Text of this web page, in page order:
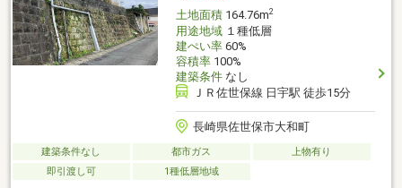
土地面積164.76m2
用途地域１種低層
建ぺい率60%
容積率100%
建築条件なし
ＪＲ佐世保線 日宇駅 徒歩15分
長崎県佐世保市大和町
建築条件なし 都市ガス
上物有り
即引渡し可
1種低層地域